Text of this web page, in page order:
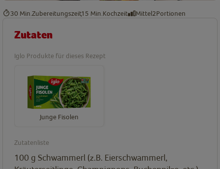
30 Min. Zubereitungszeit15 Min. Kochzeit Mittel2Portionen
Zutaten
Iglo Produkte für dieses Rezept
Junge Fisolen
Zutatenliste
100 g Schwammerl (z.B. Eierschwammerl,